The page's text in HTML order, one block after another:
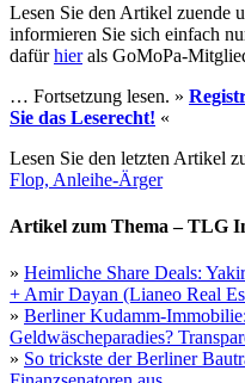
Lesen Sie den Artikel zuende
informieren Sie sich einfach
dafürhierals GoMoPa-
… Fortsetzung lesen. »
Sie das Leserecht! «
Lesen Sie den letzten Artikel
Flop, Anleihe-Ärger
Artikel zum Thema – TLG
» Heimliche Share Deals:
+ Amir Dayan (Lianeo Real
» Berliner Kudamm-
Geldwäscheparadies?
» So trickste der Berliner